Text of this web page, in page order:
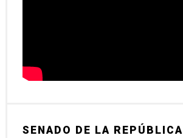
SENADO DE LA REPÚBLICA